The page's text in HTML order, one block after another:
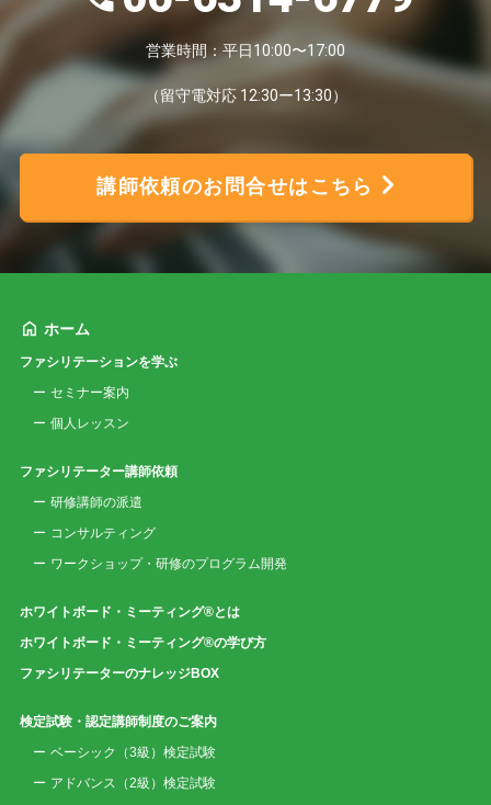
営業時間：平日10:00〜17:00
（留守電対応 12:30ー13:30）
講師依頼のお問合せはこちら
ホーム
ファシリテーションを学ぶ
セミナー案内
個人レッスン
ファシリテーター講師依頼
研修講師の派遣
コンサルティング
ワークショップ・研修のプログラム開発
ホワイトボード・ミーティング®とは
ホワイトボード・ミーティング®の学び方
ファシリテーターのナレッジBOX
検定試験・認定講師制度のご案内
ベーシック（3級）検定試験
アドバンス（2級）検定試験